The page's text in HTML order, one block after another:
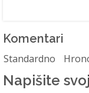
Komentari
Standardno
Napišite